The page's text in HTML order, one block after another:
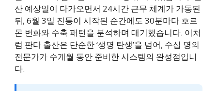
산 예상일이 다가오면서 24시간 근무 체계가 가동된
뒤, 6월 3일 진통이 시작된 순간에도 30분마다 호르
몬 변화와 수축 패턴을 분석하며 대기했습니다. 이처
럼 판다 출산은 단순한 ‘생명 탄생’을 넘어, 수십 명의
전문가가 수개월 동안 준비한 시스템의 완성점입니
다.